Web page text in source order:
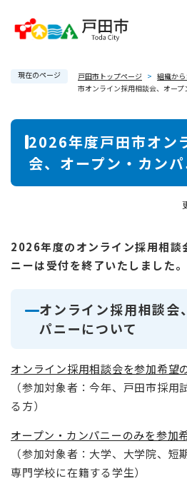
現在のページ 戸田市トップページ > 組織か
市オンライン採用相談会、オー
本
2026年度戸田市オン
会、オープン・カン
2026年度のオンライン採用相談
ニーは受付を終了いたしました。
オンライン採用相談会
パニーについて
オンライン採用相談会を参加希望
（参加対象者：今年、戸田市採
る方）
オープン・カンパニーのみを参加
（参加対象者：大学、大学院、短
専門学校に在籍する学生）